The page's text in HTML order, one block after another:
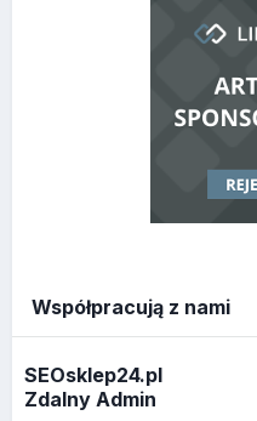
Współpracują z nami
SEOsklep24.pl
Zdalny Admin